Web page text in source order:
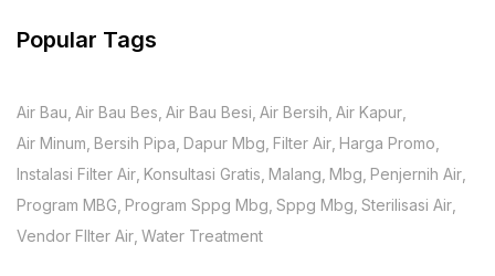
Popular Tags
Air Bau Air Bau Bes Air Bau Besi Air Bersih Air Kapur
Air Minum Bersih Pipa Dapur Mbg Filter Air Harga Promo
Instalasi Filter Air Konsultasi Gratis Malang Mbg Penjernih Air
Program MBG Program Sppg Mbg Sppg Mbg Sterilisasi Air
Vendor FIlter Air Water Treatment